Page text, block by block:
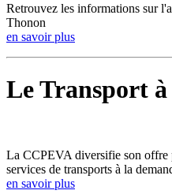
Retrouvez les informations sur
Thonon
en savoir plus
Le Transport
La CCPEVA diversifie son offre
services de transports à la
en savoir plus